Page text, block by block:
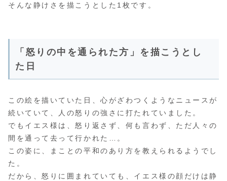
そんな静けさを描こうとした1枚です。
「怒りの中を通られた方」を描こうとし
た日
この絵を描いていた日、心がざわつくようなニュースが
続いていて、人の怒りの強さに打たれていました。
でもイエス様は、怒り返さず、何も言わず、ただ人々の
間を通って去って行かれた…。
この姿に、まことの平和のあり方を教えられるようでし
た。
だから、怒りに囲まれていても、イエス様の顔だけは静